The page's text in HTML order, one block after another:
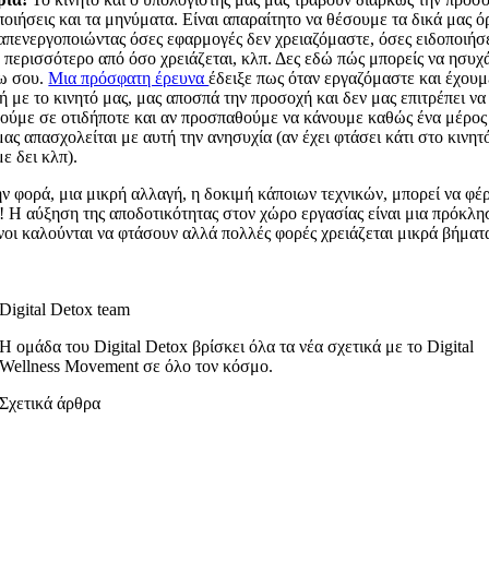
και τα μηνύματα. Είναι απαραίτητο να θέσουμε τα δικά μας
όσες εφαρμογές δεν χρειαζόμαστε, όσες
από όσο χρειάζεται, κλπ. Δες εδώ πώς μπορείς να
σου.Μια πρόσφατη έρευναέδειξε πως όταν εργαζόμαστε και
με το κινητό μας, μας αποσπά την προσοχή και δεν μας επιτρέπει να
σε οτιδήποτε και αν προσπαθούμε να κάνουμε καθώς ένα
απασχολείται με αυτή την ανησυχία (αν έχει φτάσει κάτι στο
δει κλπ).
φορά, μια μικρή αλλαγή, η δοκιμή κάποιων τεχνικών, μπορεί να
αύξηση της αποδοτικότητας στον χώρο εργασίας είναι μια
καλούνται να φτάσουν αλλά πολλές φορές χρειάζεται μικρά
Digital Detox team
Η ομάδα του Digital Detox βρίσκει όλα τα νέα σχετικά με το Digital
Wellness Movement σε όλο τον κόσμο.
Σχετικά άρθρα